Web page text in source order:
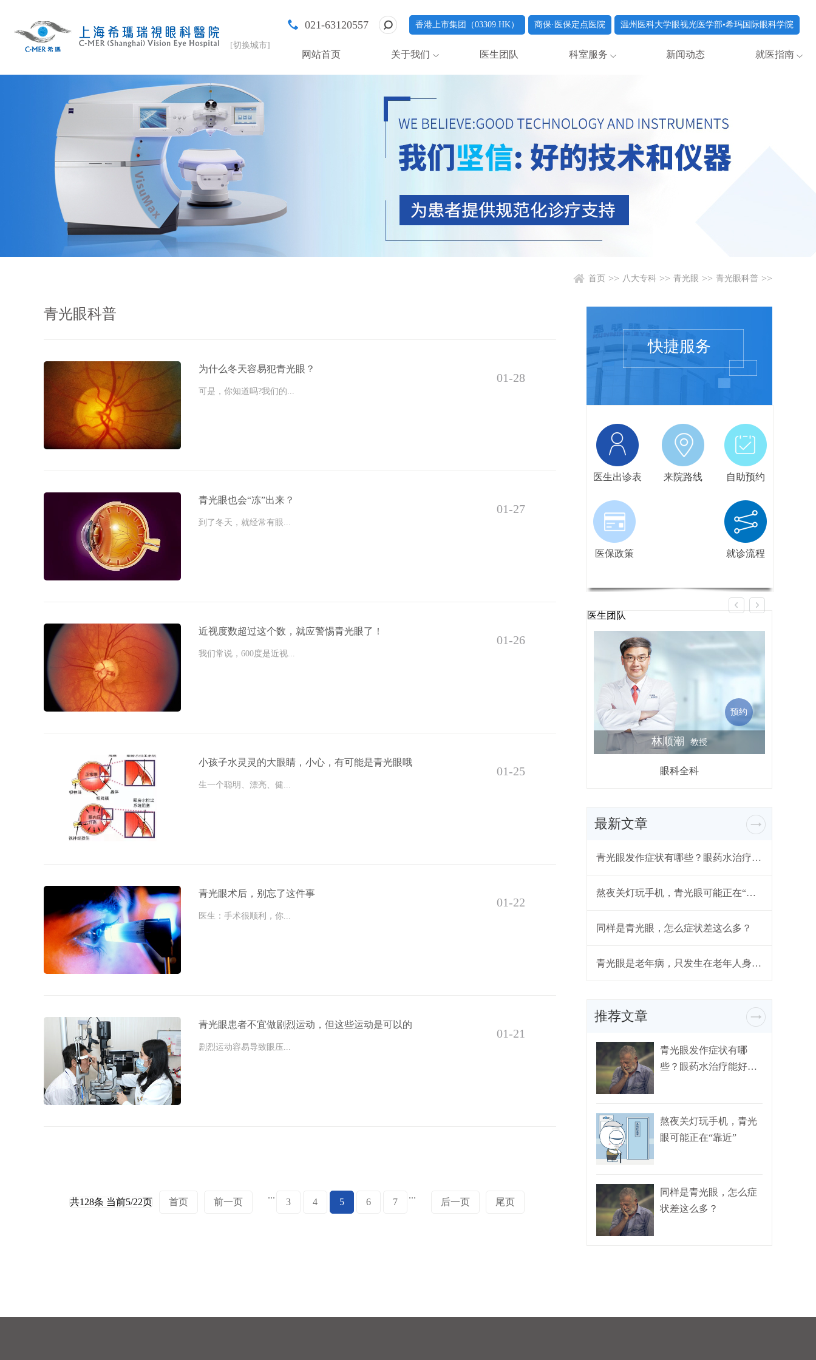
[切换城市]
021-63120557 香港上市集团（03309.HK） 商保·医保定点医院 温州医科大学眼视光医学部•希玛国际眼科学院
网站首页 关于我们 医生团队 科室服务 新闻动态 就医指南
首页 >> 八大专科 >> 青光眼 >> 青光眼科普 >>
青光眼科普
为什么冬天容易犯青光眼？
可是，你知道吗?我们的...
01-28
青光眼也会“冻”出来？
到了冬天，就经常有眼...
01-27
近视度数超过这个数，就应警惕青光眼了！
我们常说，600度是近视...
01-26
小孩子水灵灵的大眼睛，小心，有可能是青光眼哦
生一个聪明、漂亮、健...
01-25
青光眼术后，别忘了这件事
医生：手术很顺利，你...
01-22
青光眼患者不宜做剧烈运动，但这些运动是可以的
剧烈运动容易导致眼压...
01-21
共128条 当前5/22页 首页 前一页
...
3 4 5 6 7
...
后一页 尾页
快捷服务
医生出诊表 来院路线 自助预约
医保政策 就诊流程
医生团队
林顺潮 教授
预约
眼科全科
最新文章
青光眼发作症状有哪些？眼药水治疗能好吗？
熬夜关灯玩手机，青光眼可能正在“靠近”
同样是青光眼，怎么症状差这么多？
青光眼是老年病，只发生在老年人身上？
推荐文章
青光眼发作症状有哪
些？眼药水治疗能好
熬夜关灯玩手机，青光
眼可能正在“靠近”
同样是青光眼，怎么症
状差这么多？